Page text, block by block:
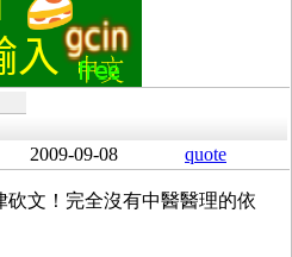
2009-09-08 quote
文！完全沒有中醫醫理的依